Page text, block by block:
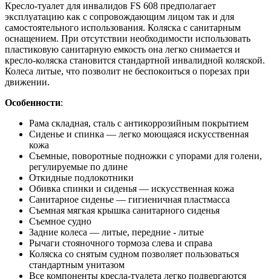
Кресло-туалет для инвалидов FS 608 предполагает
эксплуатацию как с сопровождающим лицом так и для
самостоятельного использования. Коляска с санитарным
оснащением. При отсутствии необходимости использовать
пластиковую санитарную емкость она легко снимается и
кресло-коляска становится стандартной инвалидной коляской.
Колеса литые, что позволит не беспокоиться о порезах при
движении.
Особенности:
Рама складная, сталь с антикоррозийным покрытием
Сиденье и спинка — легко моющаяся искусственная
кожа
Съемные, поворотные подножки с упорами для голени,
регулируемые по длине
Откидные подлокотники
Обивка спинки и сиденья — искусственная кожа
Санитарное сиденье — гигиеничная пластмасса
Съемная мягкая крышка санитарного сиденья
Съемное судно
Задние колеса — литые, передние - литые
Рычаги стояночного тормоза слева и справа
Коляска со снятым судном позволяет пользоваться
стандартным унитазом
Все компоненты кресла-туалета легко подвергаются